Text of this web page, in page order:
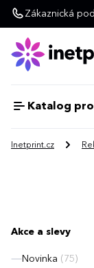
Zákaznická
Katalog
Inetprint.cz
Akce a slevy
Novinka (75)